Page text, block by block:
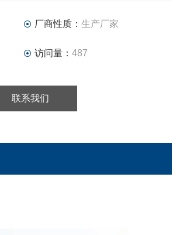
厂商性质： 生产厂家
访问量： 487
联系我们